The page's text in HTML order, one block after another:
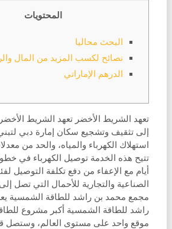
المحتويات
البحث محاليا
نصائح لكسب المزيد من المال
الدرهم الإماراتي
تعهد الشريط الأخضر تعهد الشريط
إلى تثقيف وتشجيع سكان إمارة دبي
استهلاك الكهرباء والمياه، والحد من
أيام مع الإعفاء من دفع تكلفة التوصيل
مجمع محمد بن راشد للطاقة الشمسية
راشد للطاقة الشمسية أكبر مشروع
موقع واحد على مستوى العالم، وستصل